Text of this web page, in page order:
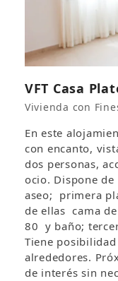
VFT Casa
Vivienda con
En este
con encanto,
dos personas,
ocio. Dispone
aseo; primera
de ellas cama
80 y baño;
Tiene
alrededores.
de interés sin